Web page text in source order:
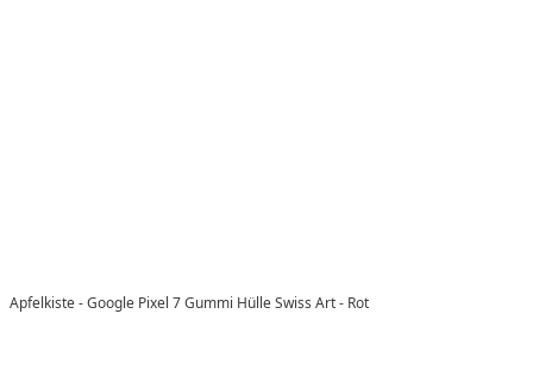
Apfelkiste - Google Pixel 7 Gummi Hülle Swiss Art - Rot